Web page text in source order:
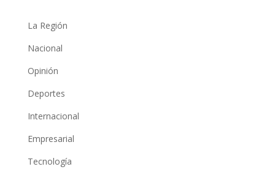
La Región
Nacional
Opinión
Deportes
Internacional
Empresarial
Tecnología